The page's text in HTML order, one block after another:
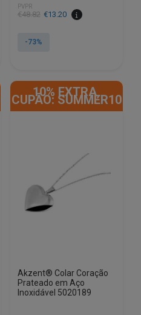
PVPR
€48.82
O
original
€13.20
O
atual
-73%
10% EXTRA,
CUPÃO: SUMMER10
Akzent® Colar Coração
Prateado em Aço
Inoxidável 5020189